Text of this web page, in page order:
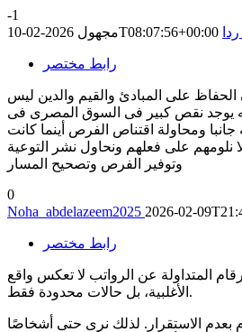
-1
مجهول2026-02-10T08:07:56+00:00
رابط مختصر
على المبادئ والقيم والدين ليس
يوجد نقص كبير فى السوق المصرى فى
ومحاولة اقتناص الفرص أينما كانت
نلومهم على فعلهم ونحاول نشر التوعية
وتوفير الفرص وتصحيح المسار
0
Noha_abdelazeem2025 2026-02-
رابط مختصر
المتداولة عن الرواتب لا تعكس واقع
الأغلبية، بل حالات محدودة فقط.
بعدم الاستقرار. لذلك نرى حتى أشخاصًا